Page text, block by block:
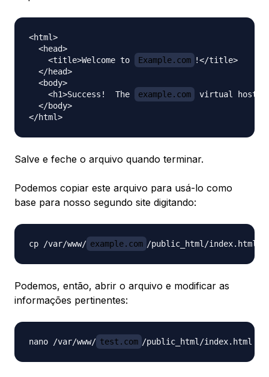
<html>
  <head>
    <title>Welcome to
Example.com !</title>
  </head>
  <body>
    <h1>Success!  The
example.com
virtual host is
  </body>
Salve e feche o arquivo quando terminar.
Podemos copiar este arquivo para usá-lo como
base para nosso segundo site digitando:
cp /var/www/ example.com /public_html/index.html /
Podemos, então, abrir o arquivo e modificar as
informações pertinentes:
nano /var/www/ test.com